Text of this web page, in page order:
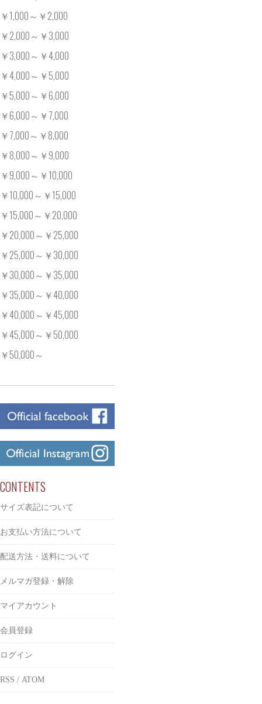
￥1,000～￥2,000
￥2,000～￥3,000
￥3,000～￥4,000
￥4,000～￥5,000
￥5,000～￥6,000
￥6,000～￥7,000
￥7,000～￥8,000
￥8,000～￥9,000
￥9,000～￥10,000
￥10,000～￥15,000
￥15,000～￥20,000
￥20,000～￥25,000
￥25,000～￥30,000
￥30,000～￥35,000
￥35,000～￥40,000
￥40,000～￥45,000
￥45,000～￥50,000
￥50,000～
CONTENTS
サイズ表記について
お支払い方法について
配送方法・送料について
メルマガ登録・解除
マイアカウント
会員登録
ログイン
RSS / ATOM